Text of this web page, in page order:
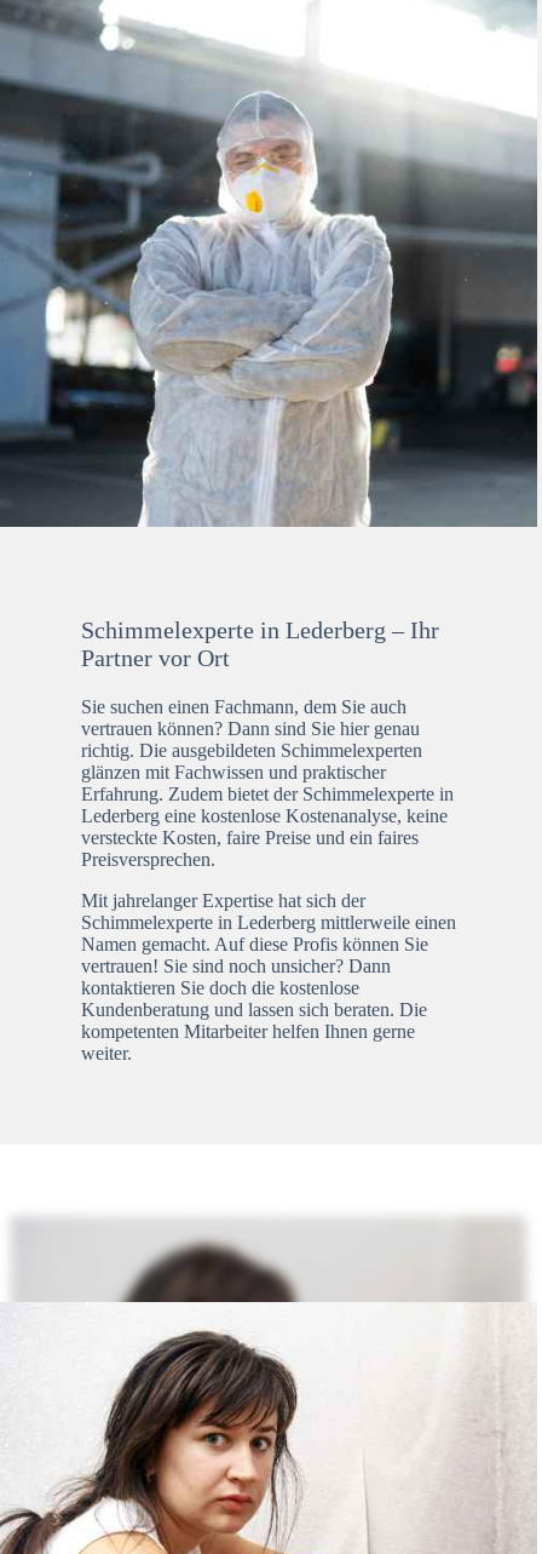
Schimmelexperte in Lederberg – Ihr
Partner vor Ort
Sie suchen einen Fachmann, dem Sie auch
vertrauen können? Dann sind Sie hier genau
richtig. Die ausgebildeten Schimmelexperten
glänzen mit Fachwissen und praktischer
Erfahrung. Zudem bietet der Schimmelexperte in
Lederberg eine kostenlose Kostenanalyse, keine
versteckte Kosten, faire Preise und ein faires
Preisversprechen.
Mit jahrelanger Expertise hat sich der
Schimmelexperte in Lederberg mittlerweile einen
Namen gemacht. Auf diese Profis können Sie
vertrauen! Sie sind noch unsicher? Dann
kontaktieren Sie doch die kostenlose
Kundenberatung und lassen sich beraten. Die
kompetenten Mitarbeiter helfen Ihnen gerne
weiter.